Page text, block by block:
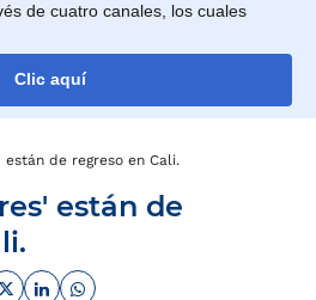
de cuatro canales, los cuales
Clic aquí
de regreso en Cali.
están de
TwitterLinkedinWhatsapp